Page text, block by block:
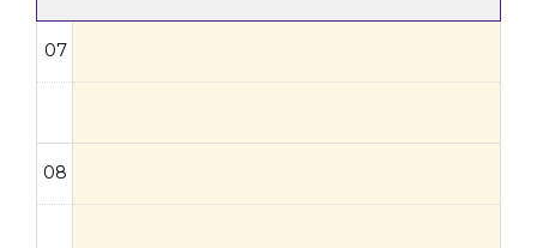
07
08